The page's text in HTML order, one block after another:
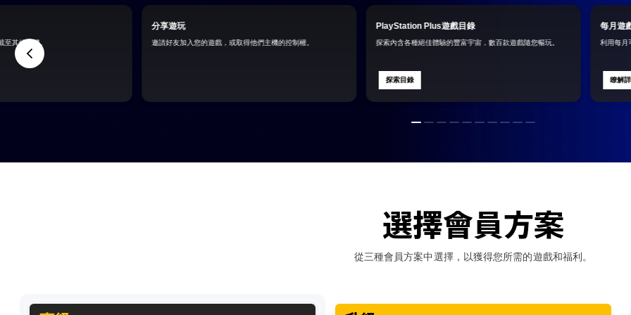
PlayStation Plus遊戲目錄
探索內含各種絕佳體驗的豐富宇宙，數百款遊戲隨您暢玩。
探索目錄
每月遊
利用每月
瞭解
至其他主機。
分享遊玩
邀請好友加入您的遊戲，或取得他們主機的控制權。
選擇會員方案
從三種會員方案中選擇，以獲得您所需的遊戲和福利。